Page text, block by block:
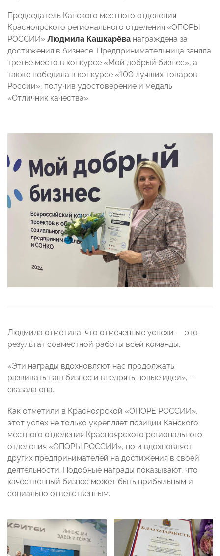
Председатель Канского местного отделения
Красноярского регионального отделения «ОПОРЫ
РОССИИ» Людмила Кашкарёва награждена за
достижения в бизнесе. Предпринимательница заняла
третье место в конкурсе «Мой добрый бизнес», а
также победила в конкурсе «100 лучших товаров
России», получив удостоверение и медаль
«Отличник качества».
Людмила отметила, что отмеченные успехи — это
результат совместной работы всей команды.
«Эти награды вдохновляют нас продолжать
развивать наш бизнес и внедрять новые идеи», —
сказала она.
Как отметили в Красноярской «ОПОРЕ РОССИИ»,
этот успех не только укрепляет позиции Канского
местного отделения Красноярского регионального
отделения «ОПОРЫ РОССИИ», но и вдохновляет
других предпринимателей на достижения в своей
деятельности. Подобные награды показывают, что
качественный бизнес может быть прибыльным и
социально ответственным.